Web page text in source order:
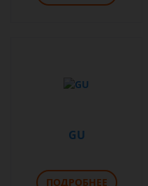
GU
ПОДРОБНЕЕ